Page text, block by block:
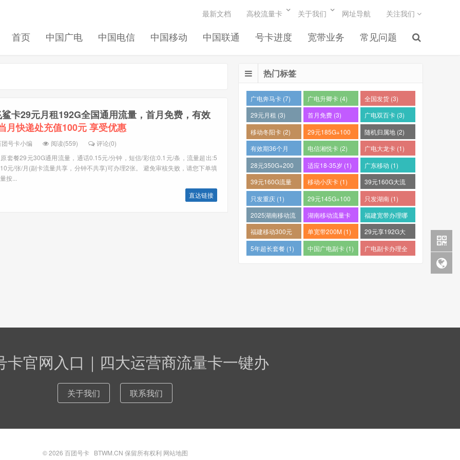
首页 中国广电 中国电信 中国移动 中国联通 号卡进度 宽带业务 常见问题
最新文档 高校流量卡 关于我们 网址导航 关注我们
卡29元月租192G全国通用流量，首月免费，有效
月快递处充值100元 享受优惠
团号卡小编 阅读(559)
评论(0)
套餐29元30G通用流量，通话0.15元/分钟，短信/彩信:0.1元/条，流量超出:5
元/张/月(副卡流量共享，分钟不共享)可办理2张。 避免审核失败，请您下单填
按...
直达链接
热门标签
广电奔马卡 (7) 广电升卿卡 (4)
全国发货 (3)
29元月租 (3)
首月免费 (3)
广电双百卡 (3)
移动冬阳卡 (2)
29元185G+100
分钟 (2)
随机归属地 (2)
有效期36个月
(2)
电信湘悦卡 (2)
广电大龙卡 (1)
28元350G+200
分钟 (1)
适应18-35岁 (1)
广东移动 (1)
39元160G流量
卡 (1)
移动小庆卡 (1)
39元160G大流
量电话卡 (1)
只发重庆 (1)
29元145G+100
分钟 (1)
只发湖南 (1)
2025湖南移动流
量卡哪个好 (1)
湖南移动流量卡
推荐 (1)
福建宽带办理哪
个最便宜 (1)
福建移动300元
包1年 (1)
单宽带200M (1)
29元享192G大
流量 (1)
5年超长套餐 (1) 中国广电副卡 (1)
广电副卡办理全
卡官网入口｜四大运营商流量卡一键办
关于我们 联系我们
© 2026 百团号卡BTWM.CN 保留所有权利 网站地图